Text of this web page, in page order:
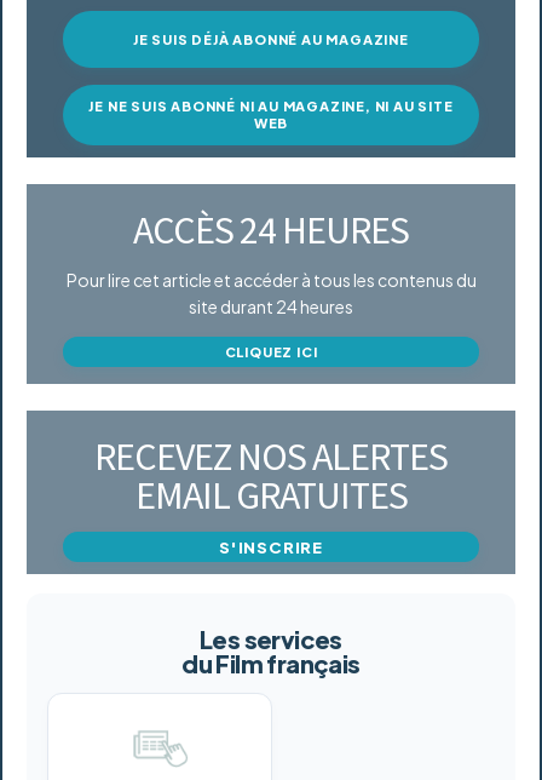
JE SUIS DÉJÀ ABONNÉ AU MAGAZINE
JE NE SUIS ABONNÉ NI AU MAGAZINE, NI AU SITE
WEB
ACCÈS 24 HEURES
Pour lire cet article et accéder à tous les contenus du
site durant 24 heures
CLIQUEZ ICI
RECEVEZ NOS ALERTES
EMAIL GRATUITES
S'INSCRIRE
Les services
du Film français